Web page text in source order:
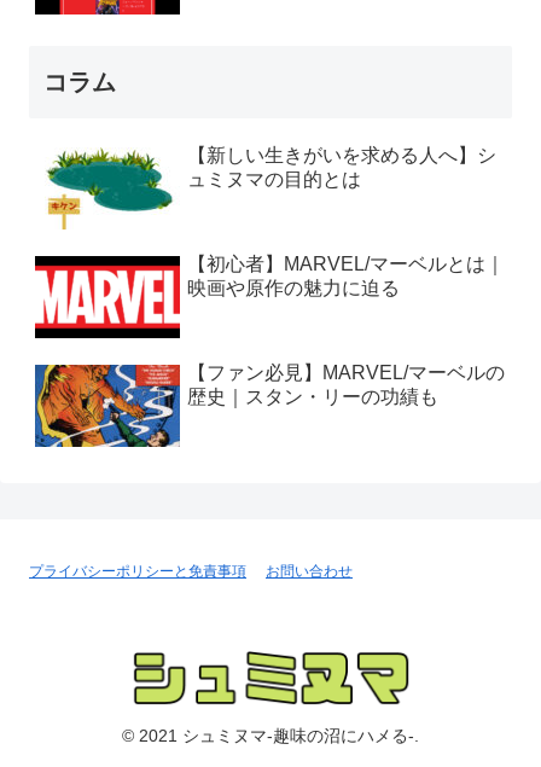
コラム
【新しい生きがいを求める人へ】シ
ュミヌマの目的とは
【初心者】MARVEL/マーベルとは｜
映画や原作の魅力に迫る
【ファン必見】MARVEL/マーベルの
歴史｜スタン・リーの功績も
プライバシーポリシーと免責事項 お問い合わせ
© 2021 シュミヌマ-趣味の沼にハメる-.